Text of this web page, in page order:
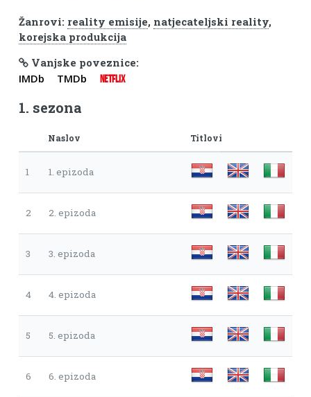
Žanrovi: reality emisije, natjecateljski reality,
korejska produkcija
Vanjske poveznice:
IMDb TMDb NETFLIX
1. sezona
Naslov Titlovi
1 1. epizoda
2 2. epizoda
3 3. epizoda
4 4. epizoda
5 5. epizoda
6 6. epizoda